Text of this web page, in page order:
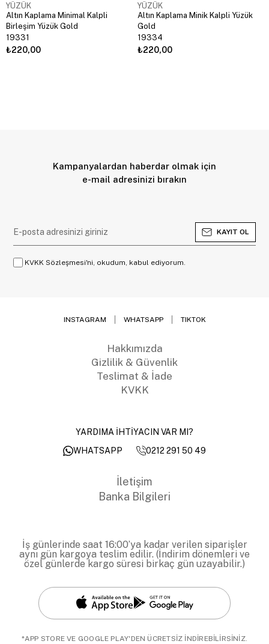
YÜZÜK
Altın Kaplama Minimal Kalpli
Birleşim Yüzük Gold
19331
₺220,00
YÜZÜK
Altın Kaplama Minik Kalpli Yüzük
Gold
19334
₺220,00
Kampanyalardan haberdar olmak için
e-mail adresinizi bırakın
KAYIT OL
KVKK Sözleşmesi'ni, okudum, kabul ediyorum.
INSTAGRAM WHATSAPP TIKTOK
Hakkımızda
Gizlilik & Güvenlik
Teslimat & İade
KVKK
YARDIMA İHTİYACIN VAR MI?
WHATSAPP
0212 291 50 49
İletişim
Banka Bilgileri
İş günlerinde saat 16:00’ya kadar verilen siparişler
aynı gün kargoya teslim edilir. (İndirim dönemleri ve
özel günlerde kargo süresi birkaç gün uzayabilir.)
*APP STORE VE GOOGLE PLAY'DEN ÜCRETSİZ İNDİREBİLİRSİNİZ.